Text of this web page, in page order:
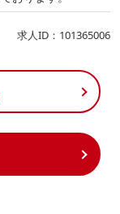
求人ID：101365006